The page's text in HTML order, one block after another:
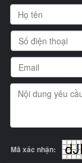
Mã xác nhận: